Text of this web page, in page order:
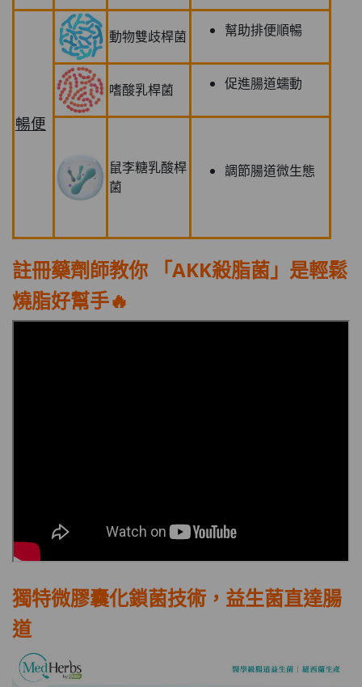
暢便
動物雙歧桿菌 幫助排便順暢
嗜酸乳桿菌 促進腸道蠕動
鼠李糖乳酸桿
菌
調節腸道微生態
註冊藥劑師教你 「AKK殺脂菌」是輕鬆
燒脂好幫手🔥
獨特微膠囊化鎖菌技術，益生菌直達腸
道